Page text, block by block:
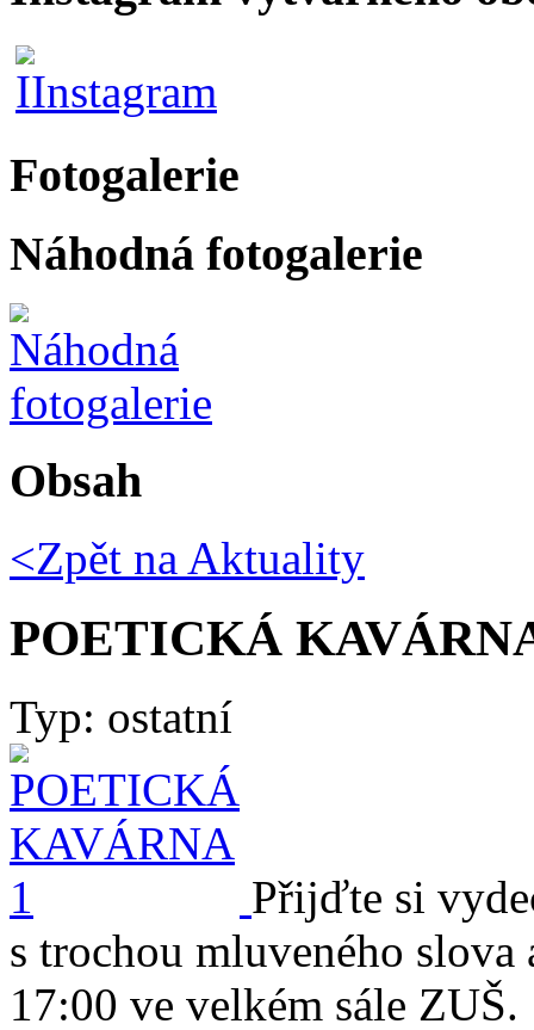
Fotogalerie
Náhodná fotogalerie
Obsah
<Zpět na Aktuality
POETICKÁ
Typ: ostatní
Přijďte si
s trochou mluveného
17:00 ve velkém sále ZUŠ.